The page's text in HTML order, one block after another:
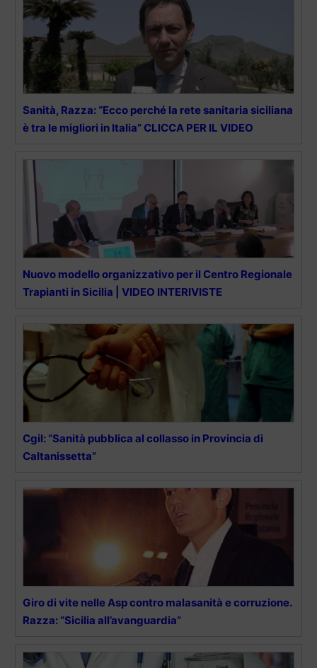
Sanità, Razza: “Ecco perché la rete sanitaria siciliana
è tra le migliori in Italia” CLICCA PER IL VIDEO
Nuovo modello organizzativo per il Centro Regionale
Trapianti in Sicilia | VIDEO INTERIVISTE
Cgil: “Sanità pubblica al collasso in Provincia di
Caltanissetta”
Giro di vite nelle Asp contro malasanità e corruzione.
Razza: “Sicilia all’avanguardia”